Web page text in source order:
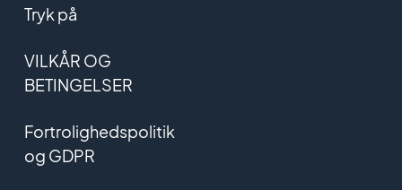
Tryk på
VILKÅR OG
BETINGELSER
Fortrolighedspolitik
og GDPR